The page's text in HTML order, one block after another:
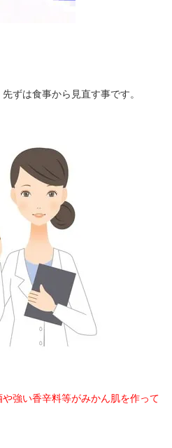
ずは食事から見直す事です。
強い香辛料等がみかん肌を作って